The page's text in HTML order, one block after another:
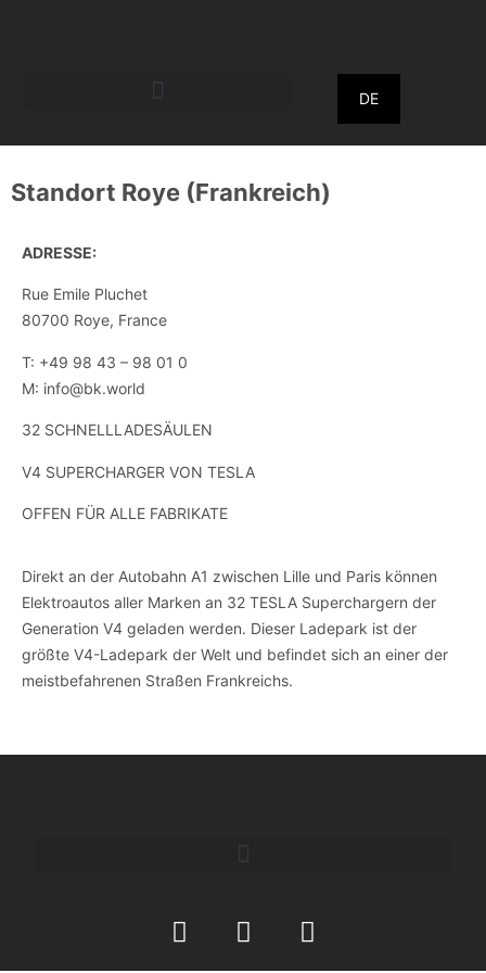
DE
Ladepark in Roye (Frankreich)
Standort Roye (Frankreich)
ADRESSE:
Rue Emile Pluchet
80700 Roye, France
T: +49 98 43 – 98 01 0
M: info@bk.world
32 SCHNELLLADESÄULEN
V4 SUPERCHARGER VON TESLA
OFFEN FÜR ALLE FABRIKATE
Direkt an der Autobahn A1 zwischen Lille und Paris können
Elektroautos aller Marken an 32 TESLA Superchargern der
Generation V4 geladen werden. Dieser Ladepark ist der
größte V4-Ladepark der Welt und befindet sich an einer der
meistbefahrenen Straßen Frankreichs.